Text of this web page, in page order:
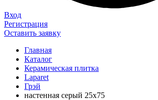
Вход
Регистрация
Оставить заявку
Главная
Каталог
Керамическая плитка
Laparet
Грэй
настенная серый 25х75